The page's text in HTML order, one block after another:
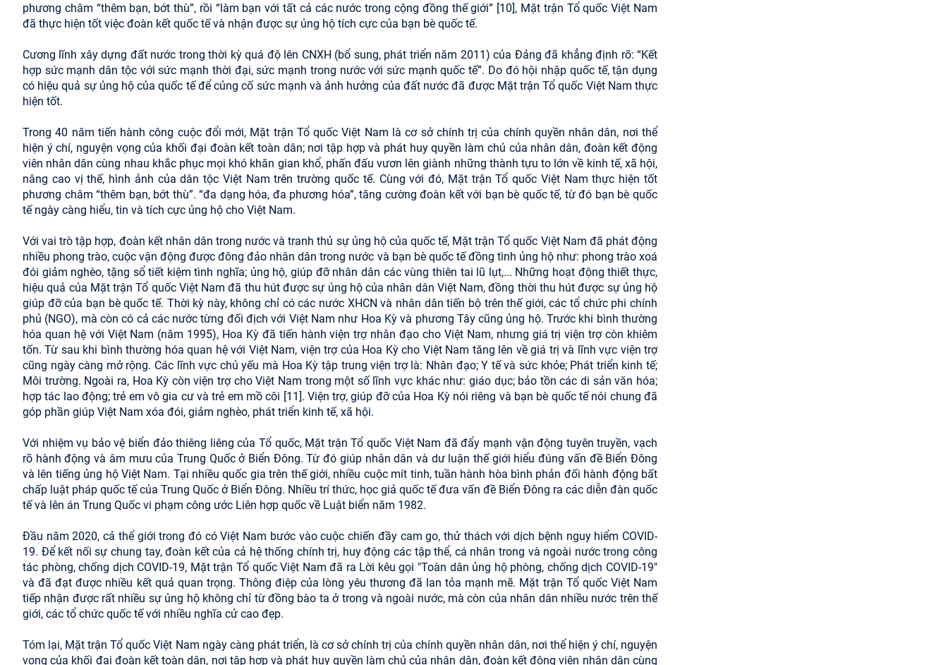
phương châm “thêm bạn, bớt thù”, rồi “làm bạn với tất cả các nước trong cộng đồng thế giới” [10], Mặt trận Tổ quốc Việt Nam
đã thực hiện tốt việc đoàn kết quốc tế và nhận được sự ủng hộ tích cực của bạn bè quốc tế.
Cương lĩnh xây dựng đất nước trong thời kỳ quá độ lên CNXH (bổ sung, phát triển năm 2011) của Đảng đã khẳng định rõ: “Kết
hợp sức mạnh dân tộc với sức mạnh thời đại, sức mạnh trong nước với sức mạnh quốc tế”. Do đó hội nhập quốc tế, tận dụng
có hiệu quả sự ủng hộ của quốc tế để củng cố sức mạnh và ảnh hưởng của đất nước đã được Mặt trận Tổ quốc Việt Nam thực
hiện tốt.
Trong 40 năm tiến hành công cuộc đổi mới, Mặt trận Tổ quốc Việt Nam là cơ sở chính trị của chính quyền nhân dân, nơi thể
hiện ý chí, nguyện vọng của khối đại đoàn kết toàn dân; nơi tập hợp và phát huy quyền làm chủ của nhân dân, đoàn kết động
viên nhân dân cùng nhau khắc phục mọi khó khăn gian khổ, phấn đấu vươn lên giành những thành tựu to lớn về kinh tế, xã hội,
nâng cao vị thế, hình ảnh của dân tộc Việt Nam trên trường quốc tế. Cùng với đó, Mặt trận Tổ quốc Việt Nam thực hiện tốt
phương châm “thêm bạn, bớt thù”. “đa dạng hóa, đa phương hóa”, tăng cường đoàn kết với bạn bè quốc tế, từ đó bạn bè quốc
tế ngày càng hiểu, tin và tích cực ủng hộ cho Việt Nam.
Với vai trò tập hợp, đoàn kết nhân dân trong nước và tranh thủ sự ủng hộ của quốc tế, Mặt trận Tổ quốc Việt Nam đã phát động
nhiều phong trào, cuộc vận động được đông đảo nhân dân trong nước và bạn bè quốc tế đồng tình ủng hộ như: phong trào xoá
đói giảm nghèo, tặng sổ tiết kiệm tình nghĩa; ủng hộ, giúp đỡ nhân dân các vùng thiên tai lũ lụt,... Những hoạt động thiết thực,
hiệu quả của Mặt trận Tổ quốc Việt Nam đã thu hút được sự ủng hộ của nhân dân Việt Nam, đồng thời thu hút được sự ủng hộ
giúp đỡ của bạn bè quốc tế. Thời kỳ này, không chỉ có các nước XHCN và nhân dân tiến bộ trên thế giới, các tổ chức phi chính
phủ (NGO), mà còn có cả các nước từng đối địch với Việt Nam như Hoa Kỳ và phương Tây cũng ủng hộ. Trước khi bình thường
hóa quan hệ với Việt Nam (năm 1995), Hoa Kỳ đã tiến hành viện trợ nhân đạo cho Việt Nam, nhưng giá trị viện trợ còn khiêm
tốn. Từ sau khi bình thường hóa quan hệ với Việt Nam, viện trợ của Hoa Kỳ cho Việt Nam tăng lên về giá trị và lĩnh vực viện trợ
cũng ngày càng mở rộng. Các lĩnh vực chủ yếu mà Hoa Kỳ tập trung viện trợ là: Nhân đạo; Y tế và sức khỏe; Phát triển kinh tế;
Môi trường. Ngoài ra, Hoa Kỳ còn viện trợ cho Việt Nam trong một số lĩnh vực khác như: giáo dục; bảo tồn các di sản văn hóa;
hợp tác lao động; trẻ em vô gia cư và trẻ em mồ côi [11]. Viện trợ, giúp đỡ của Hoa Kỳ nói riêng và bạn bè quốc tế nói chung đã
góp phần giúp Việt Nam xóa đói, giảm nghèo, phát triển kinh tế, xã hội.
Với nhiệm vụ bảo vệ biển đảo thiêng liêng của Tổ quốc, Mặt trận Tổ quốc Việt Nam đã đẩy mạnh vận động tuyên truyền, vạch
rõ hành động và âm mưu của Trung Quốc ở Biển Đông. Từ đó giúp nhân dân và dư luận thế giới hiểu đúng vấn đề Biển Đông
và lên tiếng ủng hộ Việt Nam. Tại nhiều quốc gia trên thế giới, nhiều cuộc mít tinh, tuần hành hòa bình phản đối hành động bất
chấp luật pháp quốc tế của Trung Quốc ở Biển Đông. Nhiều trí thức, học giả quốc tế đưa vấn đề Biển Đông ra các diễn đàn quốc
tế và lên án Trung Quốc vi phạm công ước Liên hợp quốc về Luật biển năm 1982.
Đầu năm 2020, cả thể giới trong đó có Việt Nam bước vào cuộc chiến đầy cam go, thử thách với dịch bệnh nguy hiểm COVID-
19. Để kết nối sự chung tay, đoàn kết của cả hệ thống chính trị, huy động các tập thể, cá nhân trong và ngoài nước trong công
tác phòng, chống dịch COVID-19, Mặt trận Tổ quốc Việt Nam đã ra Lời kêu gọi "Toàn dân ủng hộ phòng, chống dịch COVID-19"
và đã đạt được nhiều kết quả quan trọng. Thông điệp của lòng yêu thương đã lan tỏa mạnh mẽ. Mặt trận Tổ quốc Việt Nam
tiếp nhận được rất nhiều sự ủng hộ không chỉ từ đồng bào ta ở trong và ngoài nước, mà còn của nhân dân nhiều nước trên thế
giới, các tổ chức quốc tế với nhiều nghĩa cử cao đẹp.
Tóm lại, Mặt trận Tổ quốc Việt Nam ngày càng phát triển, là cơ sở chính trị của chính quyền nhân dân, nơi thể hiện ý chí, nguyện
vọng của khối đại đoàn kết toàn dân, nơi tập hợp và phát huy quyền làm chủ của nhân dân, đoàn kết động viên nhân dân cùng